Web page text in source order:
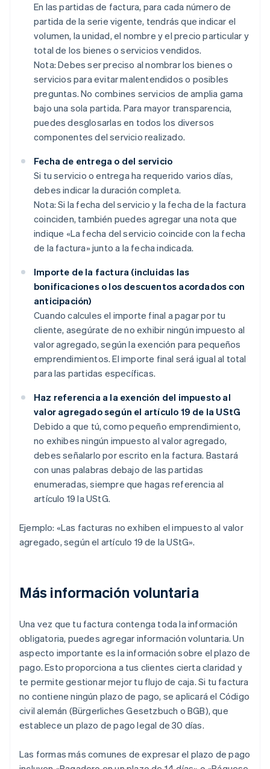
En las partidas de factura, para cada número de
partida de la serie vigente, tendrás que indicar el
volumen, la unidad, el nombre y el precio particular y
total de los bienes o servicios vendidos.
Nota: Debes ser preciso al nombrar los bienes o
servicios para evitar malentendidos o posibles
preguntas. No combines servicios de amplia gama
bajo una sola partida. Para mayor transparencia,
puedes desglosarlas en todos los diversos
componentes del servicio realizado.
Fecha de entrega o del servicio
Si tu servicio o entrega ha requerido varios días,
debes indicar la duración completa.
Nota: Si la fecha del servicio y la fecha de la factura
coinciden, también puedes agregar una nota que
indique «La fecha del servicio coincide con la fecha
de la factura» junto a la fecha indicada.
Importe de la factura (incluidas las
bonificaciones o los descuentos acordados con
anticipación)
Cuando calcules el importe final a pagar por tu
cliente, asegúrate de no exhibir ningún impuesto al
valor agregado, según la exención para pequeños
emprendimientos. El importe final será igual al total
para las partidas específicas.
Haz referencia a la exención del impuesto al
valor agregado según el artículo 19 de la UStG
Debido a que tú, como pequeño emprendimiento,
no exhibes ningún impuesto al valor agregado,
debes señalarlo por escrito en la factura. Bastará
con unas palabras debajo de las partidas
enumeradas, siempre que hagas referencia al
artículo 19 la UStG.
Ejemplo: «Las facturas no exhiben el impuesto al valor
agregado, según el artículo 19 de la UStG».
Más información voluntaria
Una vez que tu factura contenga toda la información
obligatoria, puedes agregar información voluntaria. Un
aspecto importante es la información sobre el plazo de
pago. Esto proporciona a tus clientes cierta claridad y
te permite gestionar mejor tu flujo de caja. Si tu factura
no contiene ningún plazo de pago, se aplicará el Código
civil alemán (Bürgerliches Gesetzbuch o BGB), que
establece un plazo de pago legal de 30 días.
Las formas más comunes de expresar el plazo de pago